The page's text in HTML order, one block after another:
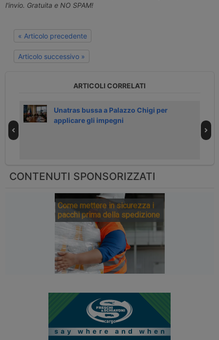
l'invio. Gratuita e NO SPAM!
« Articolo precedente
Articolo successivo »
ARTICOLI CORRELATI
Unatras bussa a Palazzo Chigi per
applicare gli impegni
CONTENUTI SPONSORIZZATI
Come mettere in sicurezza i
pacchi prima della spedizione